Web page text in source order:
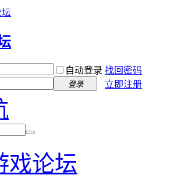
坛
自动登录 找回密码
登录 立即注册
戏论坛